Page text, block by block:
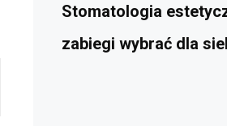
Stomatologia
zabiegi wybrać dla